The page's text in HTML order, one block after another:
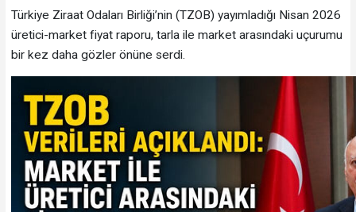
Türkiye Ziraat Odaları Birliği’nin (TZOB) yayımladığı Nisan 2026
üretici-market fiyat raporu, tarla ile market arasındaki uçurumu
bir kez daha gözler önüne serdi.